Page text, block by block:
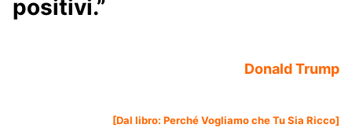
positivi.”
Donald Trump
[Dal libro: Perché Vogliamo che Tu Sia Ricco]